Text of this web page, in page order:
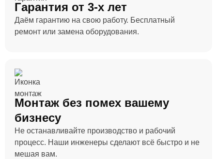
Гарантия от 3-х лет
Даём гарантию на свою работу. Бесплатный
ремонт или замена оборудования.
Монтаж без помех вашему
бизнесу
Не останавливайте производство и рабочий
процесс. Наши инженеры сделают всё быстро и не
мешая вам.